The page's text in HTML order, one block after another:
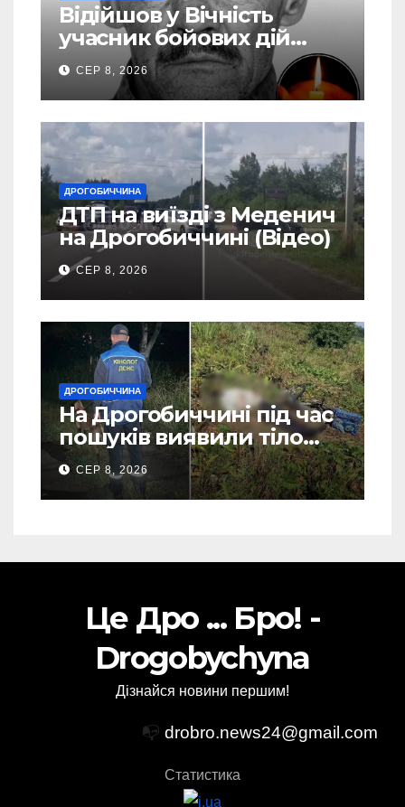
Відійшов у Вічність
учасник бойових дій
Василь Іваникович зі
Станилі
СЕР 8, 2026
ДРОГОБИЧЧИНА
ДТП на виїзді з Меденич
на Дрогобиччині (Відео)
СЕР 8, 2026
ДРОГОБИЧЧИНА
На Дрогобиччині під час
пошуків виявили тіло
зниклого чоловіка (Фото)
СЕР 8, 2026
Це Дро ... Бро! -
Drogobychyna
Дізнайся новини першим!
📭 drobro.news24@gmail.com
Статистика